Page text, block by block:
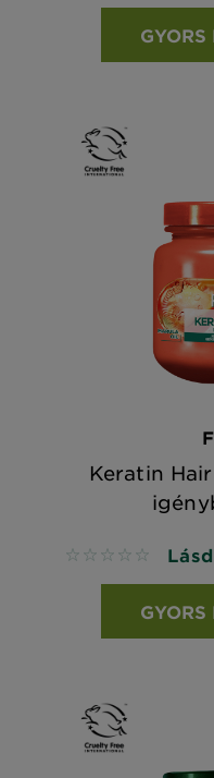
GYORS
Keratin
No reviews
GYORS